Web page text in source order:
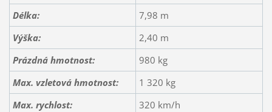
Délka:
7,98 m
Výška:
2,40 m
Prázdná hmotnost:
980 kg
Max. vzletová hmotnost:
1 320 kg
Max. rychlost:
320 km/h